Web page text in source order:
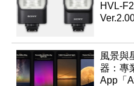
HVL-
風景與
器：專
App「